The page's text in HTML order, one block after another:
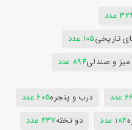
عدد
تاریخی105 عدد
میز و صندلی894 عدد
درب و پنجره605 عدد
184 عدد دو تخته437 عدد